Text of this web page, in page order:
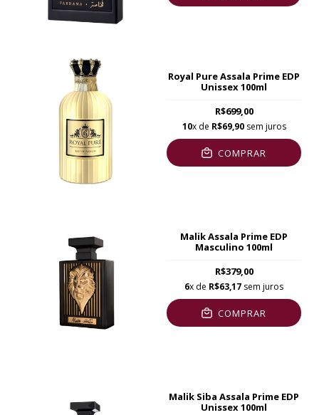
Royal Pure Assala Prime EDP
Unissex 100ml
R$699,00
10x de R$69,90sem juros
COMPRAR
Malik Assala Prime EDP
Masculino 100ml
R$379,00
6x de R$63,17 sem juros
COMPRAR
Malik Siba Assala Prime EDP
Unissex 100ml